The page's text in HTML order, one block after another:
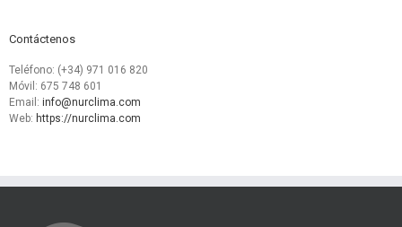
Contáctenos
Teléfono: (+34) 971 016 820
Móvil: 675 748 601
Email: info@nurclima.com
Web: https://nurclima.com